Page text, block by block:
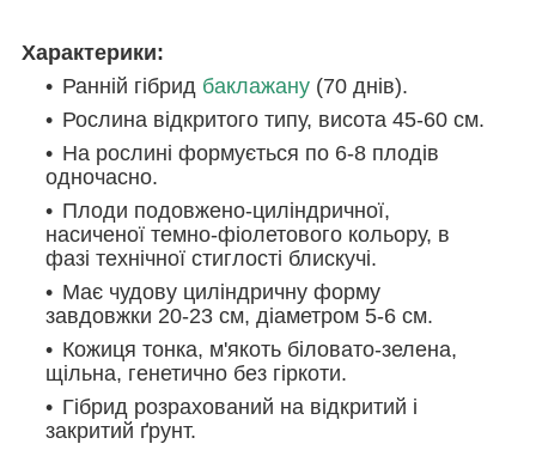
Характерики:
Ранній гібрид баклажану (70 днів).
Рослина відкритого типу, висота 45-60 см.
На рослині формується по 6-8 плодів
одночасно.
Плоди подовжено-циліндричної,
насиченої темно-фіолетового кольору, в
фазі технічної стиглості блискучі.
Має чудову циліндричну форму
завдовжки 20-23 см, діаметром 5-6 см.
Кожиця тонка, м'якоть біловато-зелена,
щільна, генетично без гіркоти.
Гібрид розрахований на відкритий і
закритий ґрунт.